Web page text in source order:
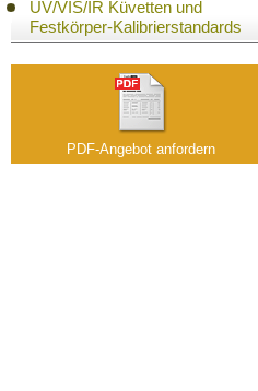
UV/VIS/IR Küvetten und
Festkörper-Kalibrierstandards
PDF-Angebot anfordern